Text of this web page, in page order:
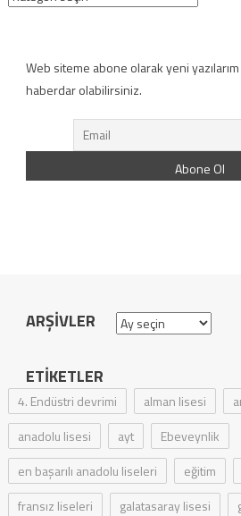
Web siteme abone olarak yeni yazılarım
haberdar olabilirsiniz.
ARŞIVLER Arşivler
ETIKETLER
4. Endüstri devrimi alman lisesi
anadolu lisesi
ayt
Ebeveynlik
en başarılı anadolu liseleri
eğitim
fransız liseleri
galatasaray lisesi